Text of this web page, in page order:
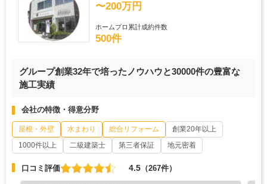
〜200万円
ホームプロ累計成約件数
500件
グループ創業32年で培ったノウハウと30000件の豊富な
施工実績
会社の特徴・得意分野
屋根・外壁 水まわり 総合リフォーム
創業20年以上
1000件以上
二級建築士 第三者保証 地元密着
口コミ評価 4.5 （267件）